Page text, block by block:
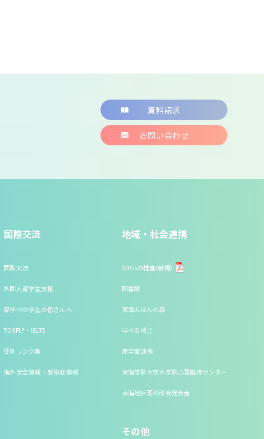
資料請求
お問い合わせ
国際交流
国際交流
外国人留学生支援
留学中の学生の皆さんへ
TOEFL®・IELTS
便利リンク集
海外安全情報・感染症情報
地域・社会連携
SDGsの推進(新規)
図書館
東海えほんの森
学べる機会
産学官連携
東海学院大学大学院心理臨床センター
東海地区理科研究発表会
その他